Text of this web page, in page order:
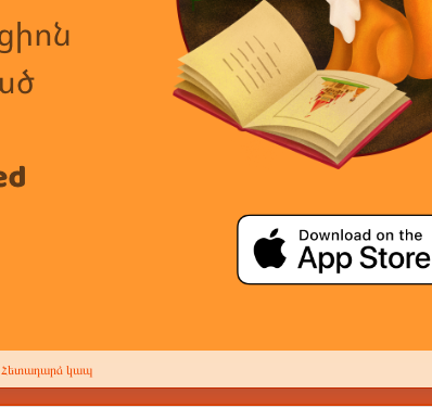
Հետադարձ կապ